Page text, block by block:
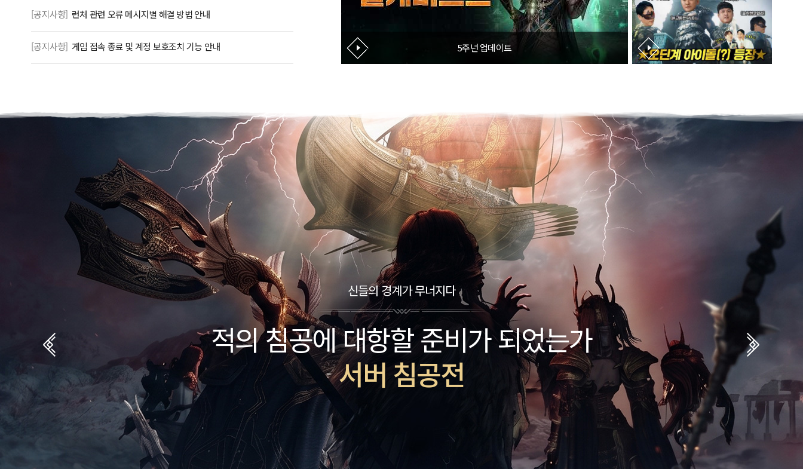
[공지사항] 런처 관련 오류 메시지별 해결 방법 안내
[공지사항] 게임 접속 종료 및 계정 보호조치 기능 안내 5주년 업데이트
5주년 사전예약
신들의 경계가 무너지다
적의 침공에 대항할 준비가 되었는가
서버 침공전
신의 시련에 맞서 결속하라
길드의 이름을 걸고 길드원과 함께 도전하라
길드 던전
신의 전장에서 강함을 증명하라
빛나는 명예와 강력한 권력을 쟁취하기 위한 대전투
공성전